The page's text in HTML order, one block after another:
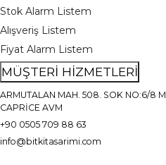
Stok Alarm Listem
Alışveriş Listem
Fiyat Alarm Listem
MÜŞTERİ HİZMETLERİ
ARMUTALAN MAH. 508. SOK NO:6/8
CAPRİCE AVM
+90 0505 709 88 63
info@bitkitasarimi.com